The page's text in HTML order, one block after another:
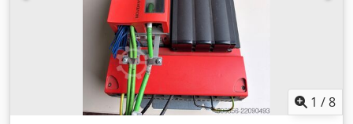
material de atornillado y otras pequeñas piezas pequeñas.
Información general sobre el artículo: Este artículo sólo
está disponible para su recogida. Cualquier transporte o
envío adicional de este artículo está asociado a costes
adicionales, que pueden solicitarse por separado a
nosotros en función del lugar de entrega o el alcance de la
1 /8